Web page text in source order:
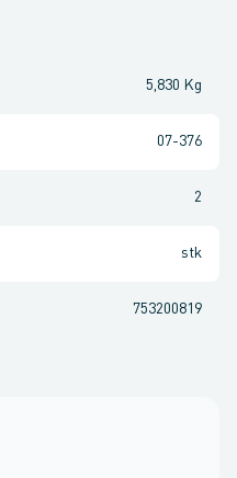
5,830 Kg
07-376
2
stk
753200819